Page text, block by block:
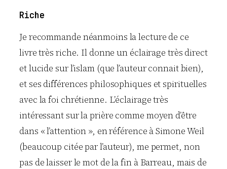
Riche
Je recommande néanmoins la lecture de ce
livre très riche. Il donne un éclairage très direct
et lucide sur l’islam (que l’auteur connait bien),
et ses différences philosophiques et spirituelles
avec la foi chrétienne. L’éclairage très
intéressant sur la prière comme moyen d’être
dans « l’attention », en référence à Simone Weil
(beaucoup citée par l’auteur), me permet, non
pas de laisser le mot de la fin à Barreau, mais de